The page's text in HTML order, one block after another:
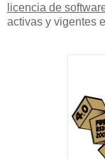
licencia de
activas y vigentes